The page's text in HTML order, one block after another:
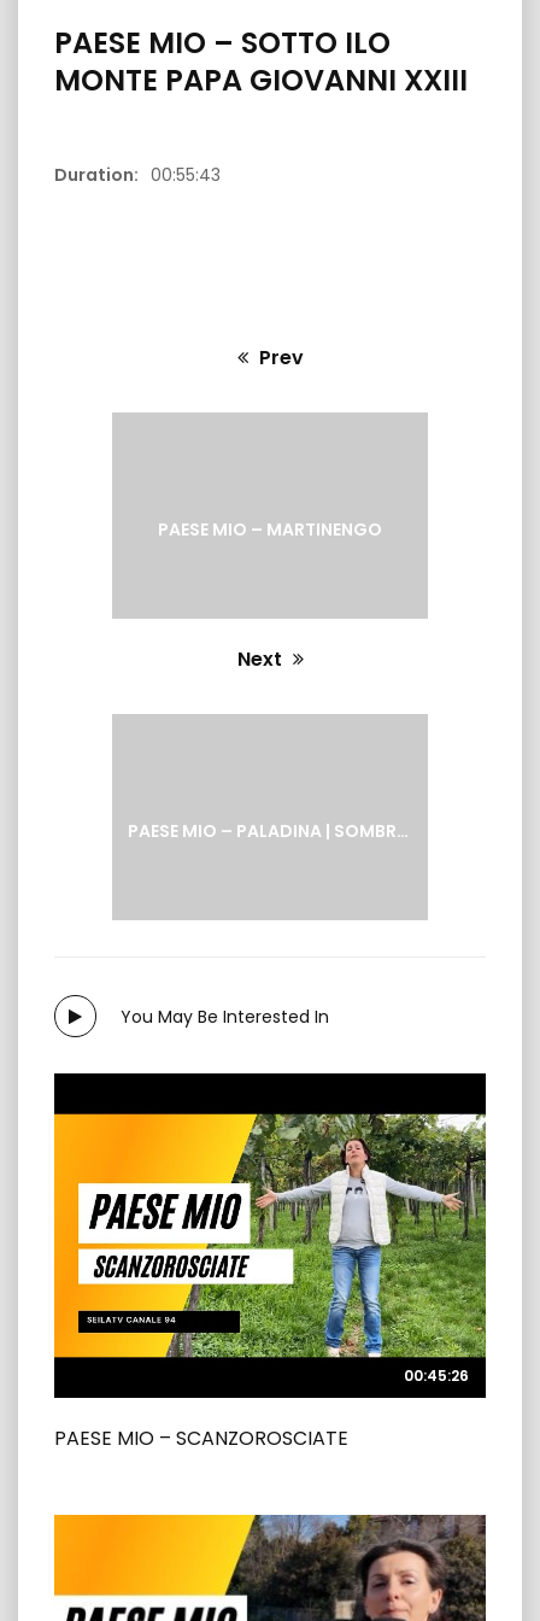
1:03:18
PAESE MIO – SOTTO ILO
MONTE PAPA GIOVANNI XXIII
Duration: 00:55:43
Prev
PAESE MIO – MARTINENGO
Next
PAESE MIO – PALADINA | SOMBRENO
You May Be Interested In
00:45:26
00:45:26
PAESE MIO – SCANZOROSCIATE